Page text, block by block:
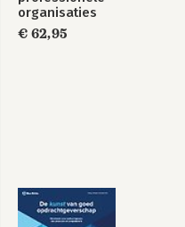
organisaties
€ 62,95